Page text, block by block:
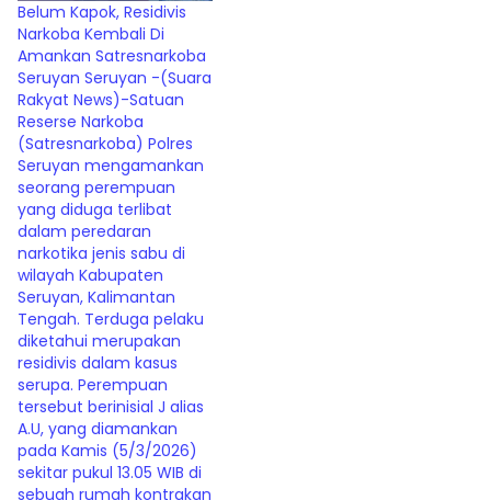
Belum Kapok, Residivis
Narkoba Kembali Di
Amankan Satresnarkoba
Seruyan Seruyan -(Suara
Rakyat News)-Satuan
Reserse Narkoba
(Satresnarkoba) Polres
Seruyan mengamankan
seorang perempuan
yang diduga terlibat
dalam peredaran
narkotika jenis sabu di
wilayah Kabupaten
Seruyan, Kalimantan
Tengah. Terduga pelaku
diketahui merupakan
residivis dalam kasus
serupa. Perempuan
tersebut berinisial J alias
A.U, yang diamankan
pada Kamis (5/3/2026)
sekitar pukul 13.05 WIB di
sebuah rumah kontrakan